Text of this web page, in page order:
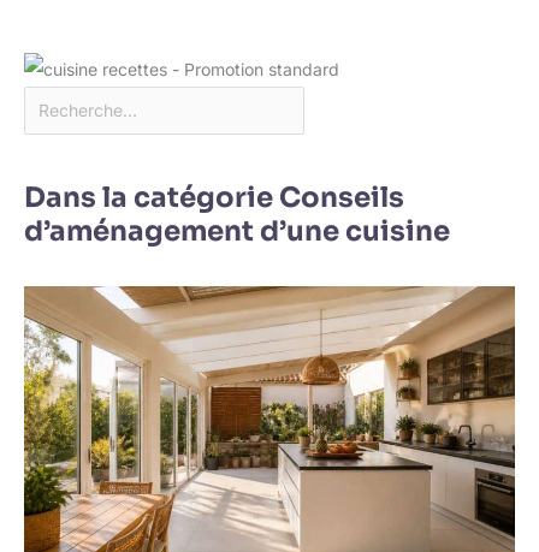
Dans la catégorie Conseils
d’aménagement d’une cuisine